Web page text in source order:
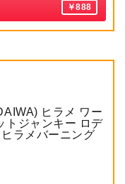
￥888
ヒラメ ワー
トジャンキー ロデ
ラメバーニング